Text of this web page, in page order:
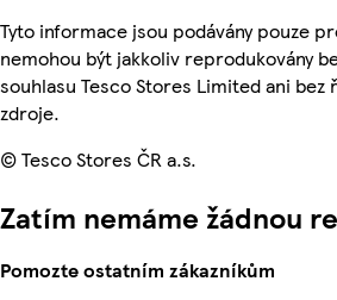
Tyto informace jsou podávány pouze
nemohou být jakkoliv reprodukovány
souhlasu Tesco Stores Limited ani bez
zdroje.
© Tesco Stores ČR a.s.
Zatím nemáme žádnou
Pomozte ostatním zákazníkům